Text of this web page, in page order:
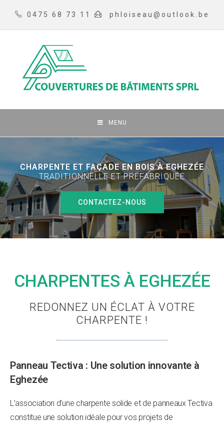
0475 68 73 11 phloiseau@outlook.be
MENU
CHARPENTE ET FAÇADE EN BOIS À EGHEZÉE
TRADITIONNELLE ET PRÉFABRIQUÉE
CONTACTEZ-NOUS
CHARPENTES À EGHEZÉE
REDONNEZ UN ÉCLAT À VOTRE
CHARPENTE !
Panneau Tectiva : Une solution innovante à
Eghezée
L’association d’une charpente solide et de panneaux Tectiva
constitue une solution idéale pour vos projets de